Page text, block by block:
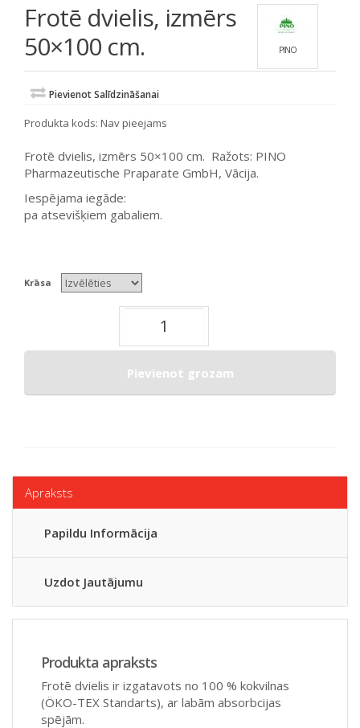
Frotē dvielis, izmērs
50×100 cm.
PINO
Pievienot Salīdzināšanai
Produkta kods: Nav pieejams
Frotē dvielis, izmērs 50×100 cm. Ražots: PINO
Pharmazeutische Praparate GmbH, Vācija.
Iespējama iegāde:
pa atsevišķiem gabaliem.
Krāsa
Pievienot grozam
Apraksts
Papildu Informācija
Uzdot Jautājumu
Produkta apraksts
Frotē dvielis ir izgatavots no 100 % kokvilnas
(ÖKO-TEX Standarts), ar labām absorbcijas
spējām.